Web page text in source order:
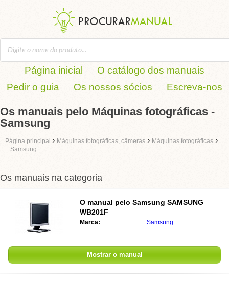
Página inicial
O catálogo dos manuais
Pedir o guia
Os nossos sócios Escreva-nos
Os manuais pelo Máquinas fotográficas -
Samsung
Página principal › Máquinas fotográficas, câmeras › Máquinas fotográficas ›
Samsung
Os manuais na categoria
O manual pelo Samsung SAMSUNG
WB201F
Marca: Samsung
Mostrar o manual